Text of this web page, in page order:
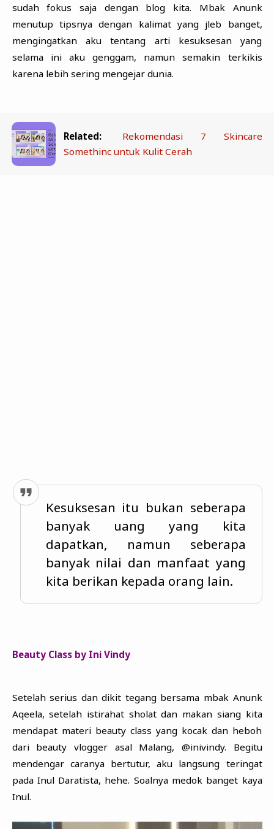
sudah fokus saja dengan blog kita. Mbak Anunk
menutup tipsnya dengan kalimat yang jleb banget,
mengingatkan aku tentang arti kesuksesan yang
selama ini aku genggam, namun semakin terkikis
karena lebih sering mengejar dunia.
Related:
Rekomendasi 7 Skincare
Somethinc untuk Kulit Cerah
Kesuksesan itu bukan seberapa
banyak uang yang kita
dapatkan, namun seberapa
banyak nilai dan manfaat yang
kita berikan kepada orang lain.
Beauty Class by Ini Vindy
Setelah serius dan dikit tegang bersama mbak Anunk
Aqeela, setelah istirahat sholat dan makan siang kita
mendapat materi beauty class yang kocak dan heboh
dari beauty vlogger asal Malang, @inivindy. Begitu
mendengar caranya bertutur, aku langsung teringat
pada Inul Daratista, hehe. Soalnya medok banget kaya
Inul.